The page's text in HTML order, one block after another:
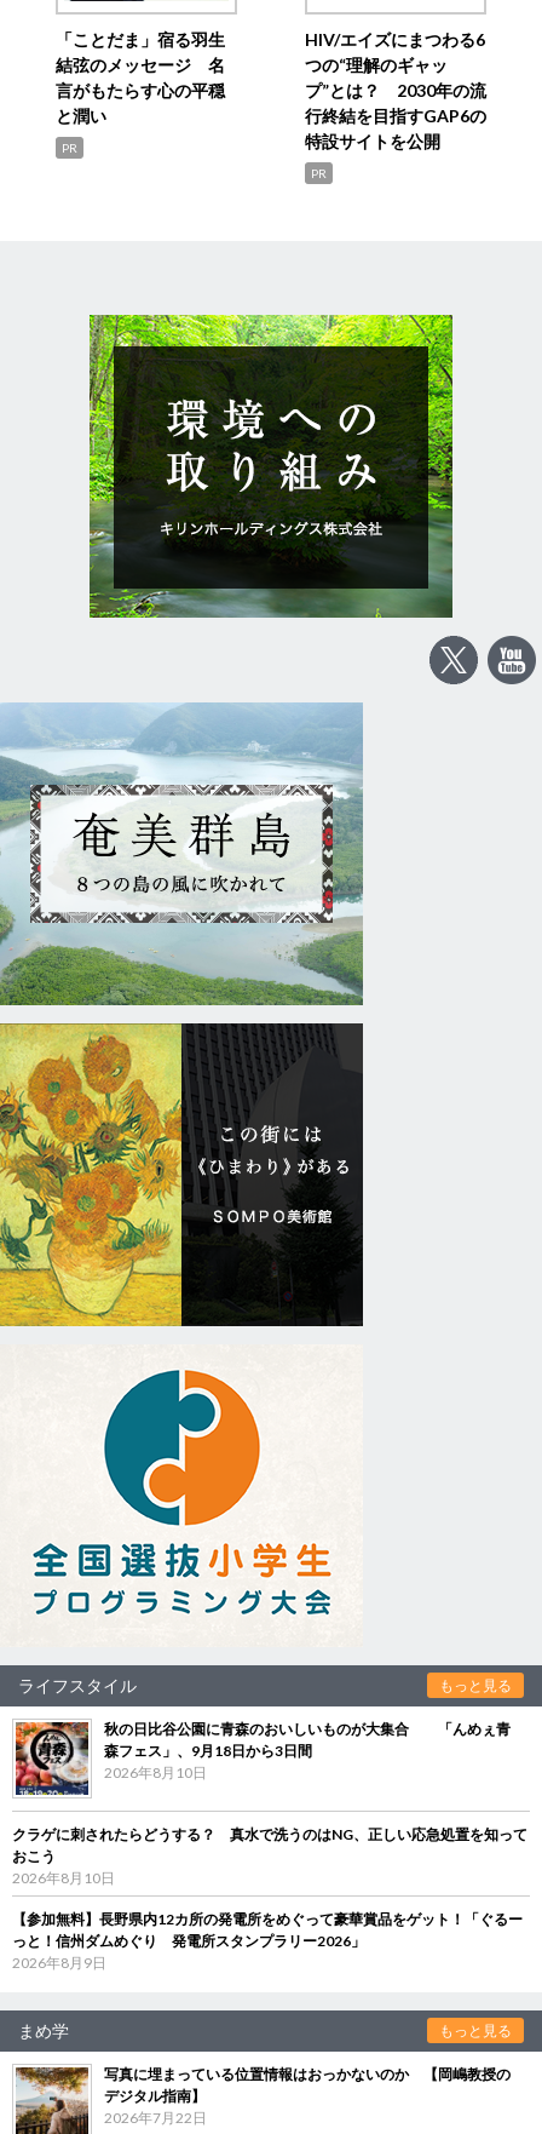
「ことだま」宿る羽生
結弦のメッセージ 名
言がもたらす心の平穏
と潤い
PR
HIV/エイズにまつわる6
つの“理解のギャッ
プ”とは？ 2030年の流
行終結を目指すGAP6の
特設サイトを公開
PR
ライフスタイル もっと見る
秋の日比谷公園に青森のおいしいものが大集合 「んめぇ青
森フェス」、9月18日から3日間
2026年8月10日
クラゲに刺されたらどうする？ 真水で洗うのはNG、正しい応急処置を知って
おこう
2026年8月10日
【参加無料】長野県内12カ所の発電所をめぐって豪華賞品をゲット！「ぐるー
っと！信州ダムめぐり 発電所スタンプラリー2026」
2026年8月9日
まめ学 もっと見る
写真に埋まっている位置情報はおっかないのか 【岡嶋教授の
デジタル指南】
2026年7月22日